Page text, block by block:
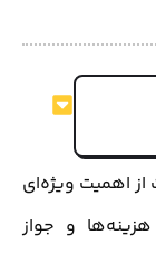
اهمیت ویژه‌ای
و جواز